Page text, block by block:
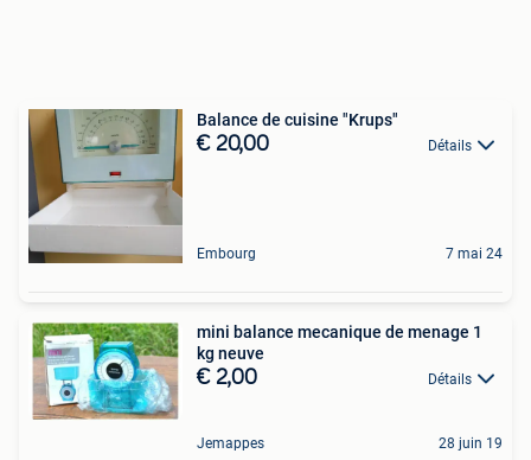
Balance de cuisine "Krups"
€ 20,00 Détails
Embourg 7 mai 24
mini balance mecanique de menage 1
kg neuve
€ 2,00 Détails
Jemappes 28 juin 19